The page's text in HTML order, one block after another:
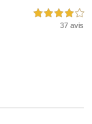
4,0 étoiles sur 5
37 avis